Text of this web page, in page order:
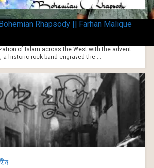
Rhapsody || Farhan Malique
of Islam across the West with the advent
a historic rock band engraved the ...